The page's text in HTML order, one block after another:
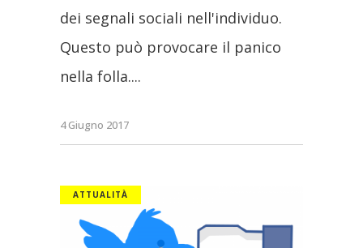
dei segnali sociali nell'individuo.
Questo può provocare il panico
nella folla.
4 Giugno 2017
ATTUALITÀ